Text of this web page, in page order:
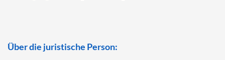
Über die juristische Person: